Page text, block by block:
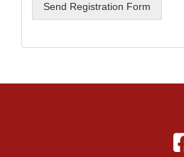
Send Registration Form